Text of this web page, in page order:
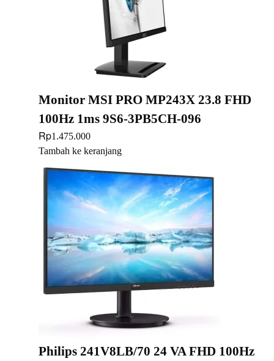
Monitor MSI PRO MP243X 23.8 FHD
100Hz 1ms 9S6-3PB5CH-096
Rp1.475.000
Tambah ke keranjang
Philips 241V8LB/70 24 VA FHD 100Hz